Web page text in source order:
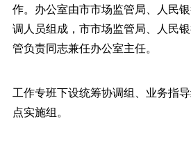
作。办公室由市市场监管局、人民
调人员组成，市市场监管局、人民
管负责同志兼任办公室主任。
工作专班下设统筹协调组、业务指
点实施组。